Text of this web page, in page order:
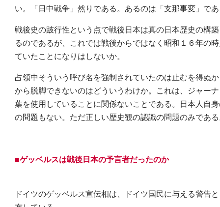
い。「日中戦争」然りである。あるのは「支那事変」で
戦後史の跛行性という点で戦後日本は真の日本歴史の構
るのであるが、これでは戦後からではなく昭和１６年の
ていたことになりはしないか。
占領中そういう呼び名を強制されていたのは止むを得ぬ
から脱脚できないのはどういうわけか。これは、ジャー
葉を使用していることに関係ないことである。日本人自
の問題もない。ただ正しい歴史観の認識の問題のみであ
■ゲッベルスは戦後日本の予言者だったのか
ドイツのゲッベルス宣伝相は、ドイツ国民に与える警告